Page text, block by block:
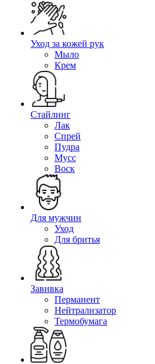
Уход за кожей рук
Мыло
Крем
Стайлинг
Лак
Спрей
Пудра
Мусс
Воск
Для мужчин
Уход
Для бритья
Завивка
Перманент
Нейтрализатор
Термобумага